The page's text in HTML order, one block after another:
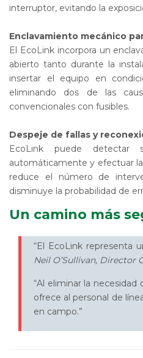
interruptor, evitando la
Enclavamiento mecánico
El EcoLink incorpora un
abierto tanto durante la
insertar el equipo en
eliminando dos de las
convencionales con fusibles.
Despeje de fallas y
EcoLink puede detectar
automáticamente y efectuar
reduce el número de
disminuye la probabilidad de
Un camino más
“El EcoLink representa
Neil O’Sullivan, Director
“Al eliminar la
ofrece al personal de
en campo.”